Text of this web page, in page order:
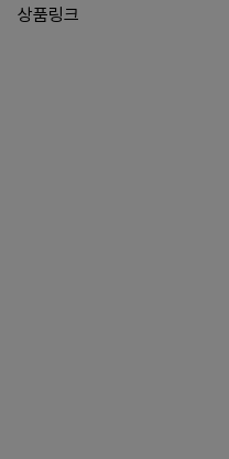
상품링크